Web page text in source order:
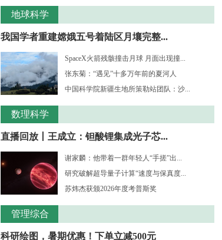
地球科学
我国学者重建嫦娥五号着陆区月壤完整...
SpaceX火箭残骸撞击月球 月面出现撞...
张东菊：“遇见”十多万年前的夏河人
中国科学院新疆生地所策勒站团队：沙...
数理科学
直播回放丨王成立：钽酸锂集成光子芯...
谢家麟：他带着一群年轻人“手搓”出...
研究破解超导量子计算“速度与保真度...
苏炜杰获颁2026年度考普斯奖
管理综合
科研绘图，暑期优惠！下单立减500元